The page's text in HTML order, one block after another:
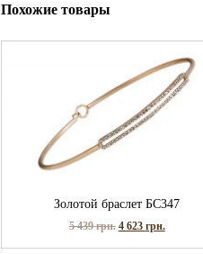
Похожие товары
Золотой браслет БС347
5 439грн. 4 623 грн.